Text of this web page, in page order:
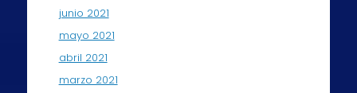
junio 2021
mayo 2021
abril 2021
marzo 2021